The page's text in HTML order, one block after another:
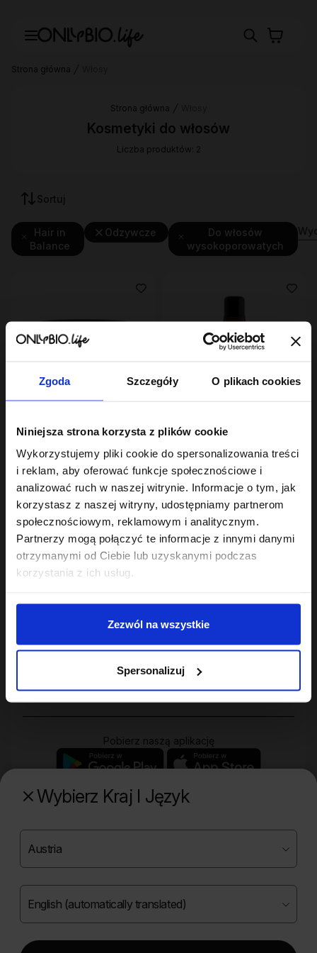
Zgoda Szczegóły O plikach cookies
Niniejsza strona korzysta z plików cookie
Wykorzystujemy pliki cookie do spersonalizowania treści
i reklam, aby oferować funkcje społecznościowe i
analizować ruch w naszej witrynie. Informacje o tym, jak
korzystasz z naszej witryny, udostępniamy partnerom
społecznościowym, reklamowym i analitycznym.
Partnerzy mogą połączyć te informacje z innymi danymi
otrzymanymi od Ciebie lub uzyskanymi podczas
korzystania z ich usług.
Zezwól na wszystkie
Spersonalizuj
Wybierz Kraj I Język
Strona główna
Strona główna
Kosmetyki do włosów
Liczba produktów: 2
Sortuj
Hair in
Balance
Odzywcze
Do włosów
wysokoporowatych
Maska do włosów
400 ml
23,99 zł
Najniższa cena z 30 dni przed
Olej do olejowania do
wysokoporowatych 150
ml
22,49 zł
Najniższa cena z 30 dni przed
obniżką:
Sklep
Twoje konto
Pobierz naszą aplikację
Poznaj naszą drugą markę